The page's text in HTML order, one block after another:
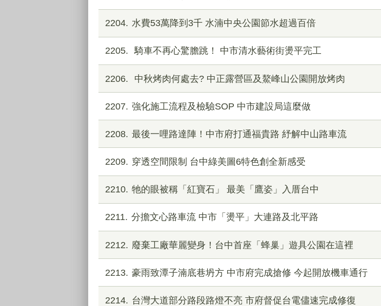
2204 水費53萬降到3千 水湳中央公園節水超過百倍
2205 騎車不再心驚膽跳！ 中市清水藝術街燙平完工
2206 中秋烤肉何處去? 中正露營區及鰲峰山公園開放烤肉
2207 強化施工流程及檢驗SOP 中市建設局這麼做
2208 最後一哩路達陣！中市府打通福貴路 紓解中山路車流
2209 穿透空間限制 台中綠美圖6特色創全新感受
2210 牠的眼被稱「紅寶石」 最美「鷹姿」入厝台中
2211 分擔文心路車流 中市「燙平」大連路及北平路
2212 廢棄工廠華麗變身！台中首座「蜂巢」遊具公園在這裡
2213 豪雨致潭子湳底巷坍方 中市府完成搶修 今起開放機車通行
2214 台灣大道部分路段路燈不亮 市府督促台電儘速完成修復